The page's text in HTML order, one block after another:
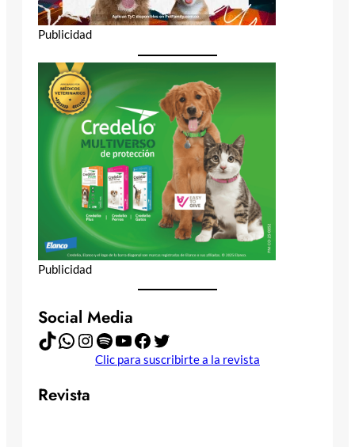
Publicidad
Publicidad
Social Media
TikTok WhatsApp Instagram Spotify YouTube Facebook Twitter
Clic para suscribirte a la revista
Revista